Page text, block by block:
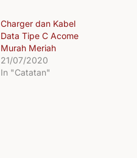
Charger dan Kabel
Data Tipe C Acome
Murah Meriah
21/07/2020
In "Catatan"